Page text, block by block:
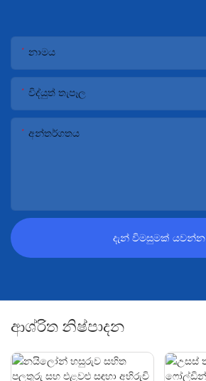
නාමය
විද්යුත් තැපෑල
අන්තර්ගතය
දැන් විමසුමක් යවන්න
ආශ්රිත නිෂ්පාදන